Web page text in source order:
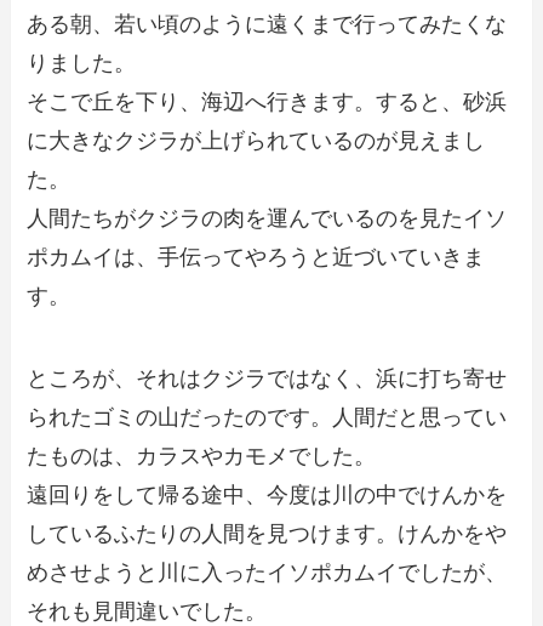
ある朝、若い頃のように遠くまで行ってみたくな
りました。
そこで丘を下り、海辺へ行きます。すると、砂浜
に大きなクジラが上げられているのが見えまし
た。
人間たちがクジラの肉を運んでいるのを見たイソ
ポカムイは、手伝ってやろうと近づいていきま
す。
ところが、それはクジラではなく、浜に打ち寄せ
られたゴミの山だったのです。人間だと思ってい
たものは、カラスやカモメでした。
遠回りをして帰る途中、今度は川の中でけんかを
しているふたりの人間を見つけます。けんかをや
めさせようと川に入ったイソポカムイでしたが、
それも見間違いでした。